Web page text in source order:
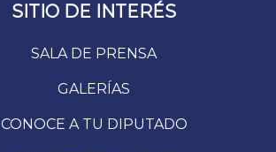
SITIO DE INTERÉS
SALA DE PRENSA
GALERÍAS
CONOCE A TU DIPUTADO